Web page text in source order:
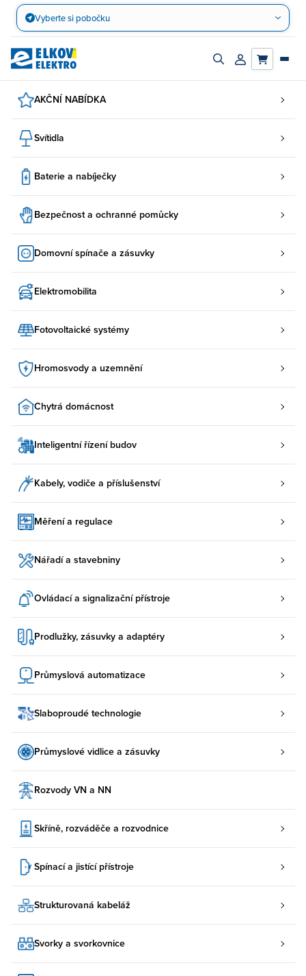
Přejít
obsah
Vyberte si pobočku
Zapnout/vypnout
Přihlásit/
AKČNÍ NABÍDKA
Svítidla
Baterie a nabíječky
Bezpečnost a ochranné pomůcky
Domovní spínače a zásuvky
Elektromobilita
Fotovoltaické systémy
Hromosvody a uzemnění
Chytrá domácnost
Inteligentní řízení budov
Kabely, vodiče a příslušenství
Měření a regulace
Nářadí a stavebniny
Ovládací a signalizační přístroje
Prodlužky, zásuvky a adaptéry
Průmyslová automatizace
Slaboproudé technologie
Průmyslové vidlice a zásuvky
Rozvody VN a NN
Skříně, rozváděče a rozvodnice
Spínací a jistící přístroje
Strukturovaná kabeláž
Svorky a svorkovnice